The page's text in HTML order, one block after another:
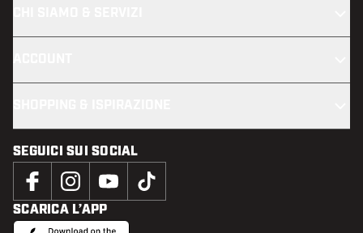
SEGUICI SUI SOCIAL
SCARICA L’APP